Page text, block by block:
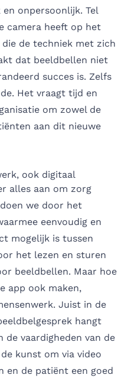
onpersoonlijk. Tel
camera heeft op het
de techniek met zich
dat beeldbellen niet
succes is. Zelfs
Het vraagt tijd en
om zowel de
aan dit nieuwe
ook digitaal
alles aan om zorg
we door het
eenvoudig en
mogelijk is tussen
het lezen en sturen
beeldbellen. Maar hoe
app ook maken,
Juist in de
hangt
de vaardigheden van de
kunst om via video
en de patiënt een goed